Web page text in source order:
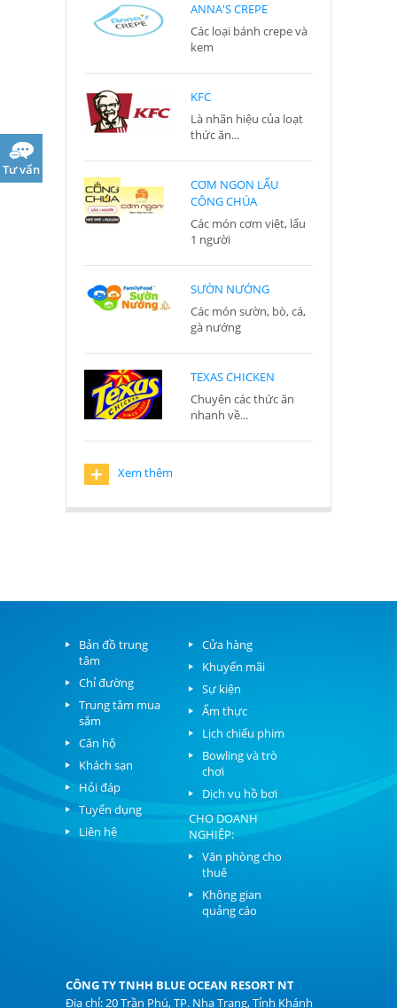
ANNA'S CREPE
Các loại bánh crepe và
kem
KFC
Là nhãn hiệu của loạt
thức ăn...
CƠM NGON LẨU
CÔNG CHÚA
Các món cơm việt, lẩu
1 người
SƯỜN NƯỚNG
Các món sườn, bò, cá,
gà nướng
TEXAS CHICKEN
Chuyên các thức ăn
nhanh về...
+ Xem thêm
Bản đồ trung
tâm
Chỉ đường
Trung tâm mua
sắm
Căn hộ
Khách sạn
Hỏi đáp
Tuyển dụng
Liên hệ
Cửa hàng
Khuyến mãi
Sự kiện
Ẩm thực
Lịch chiếu phim
Bowling và trò
chơi
Dịch vụ hồ bơi
CHO DOANH
NGHIỆP:
Văn phòng cho
thuê
Không gian
quảng cáo
CÔNG TY TNHH BLUE OCEAN RESORT NT
Địa chỉ: 20 Trần Phú, TP. Nha Trang, Tỉnh Khánh
Tư vấn